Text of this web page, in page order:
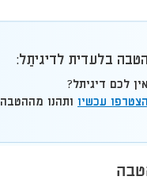
הטבה בלעדית לדיגיתֵל:
אין לכם דיגיתל?
הצטרפו עכשיו ותהנו מההטבה